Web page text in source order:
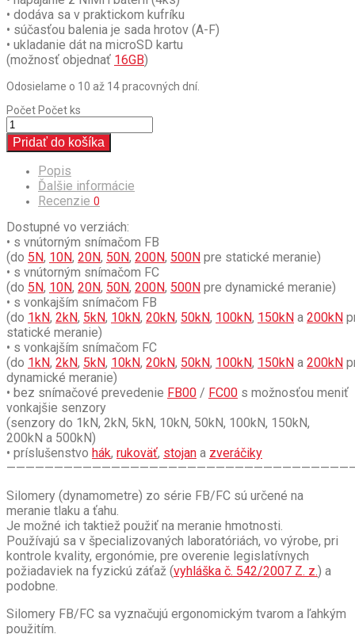
• dodáva sa v praktickom kufríku
• súčasťou balenia je sada hrotov (A-F)
• ukladanie dát na microSD kartu
(možnosť objednať 16GB)
Odosielame o 10 až 14 pracovných dní.
PočetPočet ks
Pridať do košíka
Popis
Ďalšie informácie
Recenzie 0
Dostupné vo verziách:
• s vnútorným snímačom FB
(do 5N, 10N, 20N, 50N, 200N, 500N pre statické meranie)
• s vnútorným snímačom FC
(do 5N, 10N, 20N, 50N, 200N, 500N pre dynamické meranie)
• s vonkajším snímačom FB
(do 1kN, 2kN, 5kN, 10kN, 20kN, 50kN, 100kN, 150kN a 200kN
statické meranie)
• s vonkajším snímačom FC
(do 1kN, 2kN, 5kN, 10kN, 20kN, 50kN, 100kN, 150kN a 200kN
dynamické meranie)
• bez snímačové prevedenie FB00 / FC00 s možnosťou meniť
vonkajšie senzory
(senzory do 1kN, 2kN, 5kN, 10kN, 50kN, 100kN, 150kN,
200kN a 500kN)
• príslušenstvo hák, rukoväť, stojan a zveráčiky
Silomery (dynamometre) zo série FB/FC sú určené na
meranie tlaku a ťahu.
Je možné ich taktiež použiť na meranie hmotnosti.
Používajú sa v špecializovaných laboratóriách, vo výrobe, pri
kontrole kvality, ergonómie, pre overenie legislatívnych
požiadaviek na fyzickú záťaž (vyhláška č. 542/2007 Z. z.) a
podobne.
Silomery FB/FC sa vyznačujú ergonomickým tvarom a ľahkým
použitím.